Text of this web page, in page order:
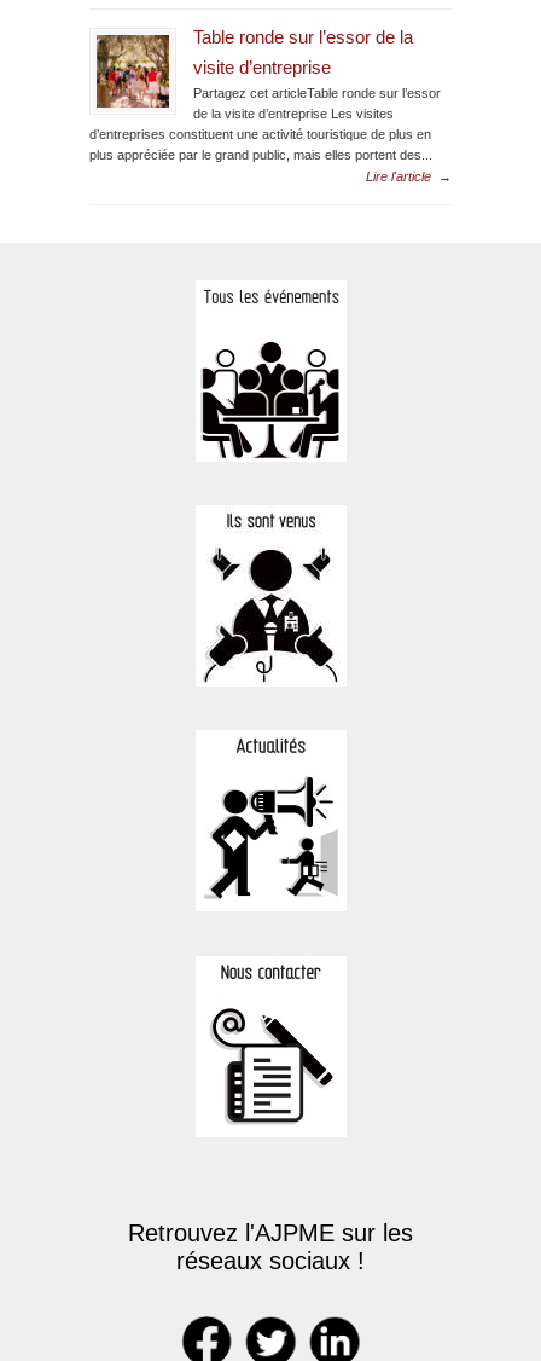
Table ronde sur l’essor de la
visite d’entreprise
Partagez cet articleTable ronde sur l’essor
de la visite d’entreprise Les visites
d’entreprises constituent une activité touristique de plus en
plus appréciée par le grand public, mais elles portent des...
Lire l'article
→
Retrouvez l'AJPME sur les
réseaux sociaux !